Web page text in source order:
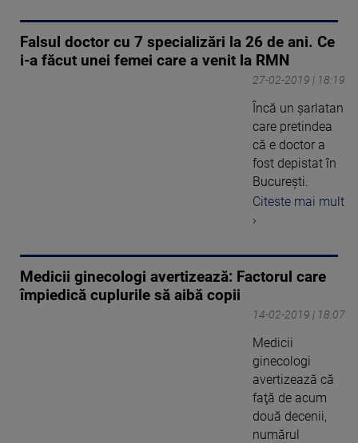
Falsul doctor cu 7 specializări la 26 de ani. Ce
i-a făcut unei femei care a venit la RMN
27-02-2019 | 18:19
Încă un şarlatan
care pretindea
că e doctor a
fost depistat în
Bucureşti.
Citeste mai mult
›
Medicii ginecologi avertizează: Factorul care
împiedică cuplurile să aibă copii
14-02-2019 | 18:07
Medicii
ginecologi
avertizează că
faţă de acum
două decenii,
numărul